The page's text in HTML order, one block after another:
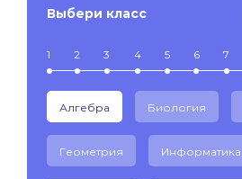
Выбери класс
1 2 3 4 5 6 7
Алгебра Биология
Геометрия Информатика